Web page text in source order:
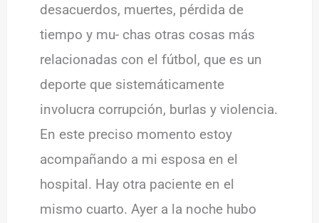
desacuerdos, muertes, pérdida de
tiempo y mu- chas otras cosas más
relacionadas con el fútbol, que es un
deporte que sistemáticamente
involucra corrupción, burlas y violencia.
En este preciso momento estoy
acompañando a mi esposa en el
hospital. Hay otra paciente en el
mismo cuarto. Ayer a la noche hubo